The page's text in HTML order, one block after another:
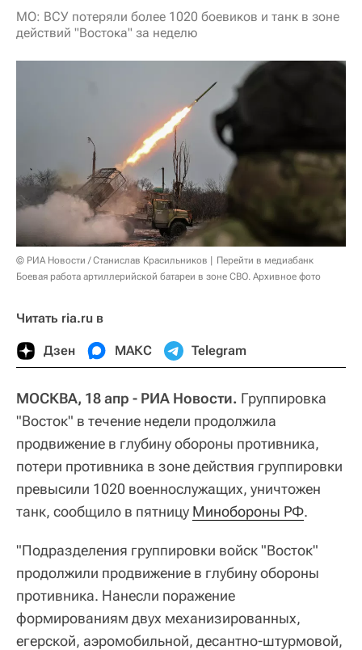
МО: ВСУ потеряли более 1020 боевиков и танк в зоне
действий "Востока" за неделю
© РИА Новости / Станислав Красильников
Перейти в медиабанк
Боевая работа артиллерийской батареи в зоне СВО. Архивное фото
Читать ria.ru в
Дзен МАКС Telegram
МОСКВА, 18 апр - РИА Новости. Группировка
"Восток" в течение недели продолжила
продвижение в глубину обороны противника,
потери противника в зоне действия группировки
превысили 1020 военнослужащих, уничтожен
танк, сообщило в пятницу Минобороны РФ.
"Подразделения группировки войск "Восток"
продолжили продвижение в глубину обороны
противника. Нанесли поражение
формированиям двух механизированных,
егерской, аэромобильной, десантно-штурмовой,